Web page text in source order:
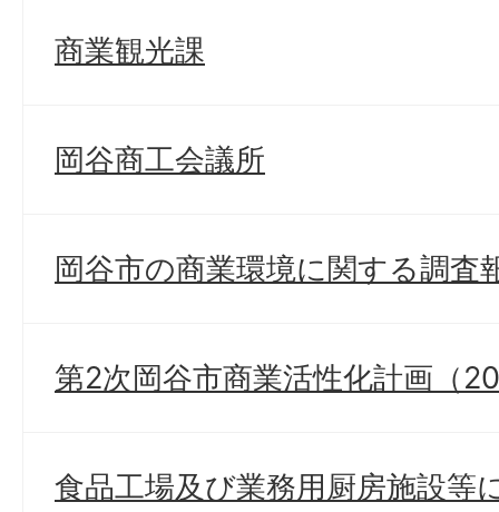
商業観光課
岡谷商工会議所
岡谷市の商業環境に関する調査
第2次岡谷市商業活性化計画（
食品工場及び業務用厨房施設等